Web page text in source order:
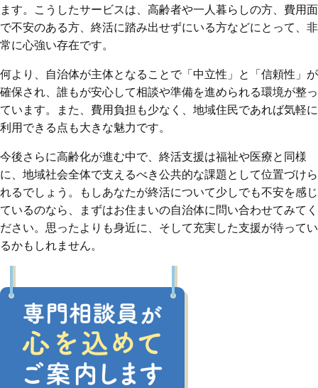
ます。こうしたサービスは、高齢者や一人暮らしの方、費用面
で不安のある方、終活に踏み出せずにいる方などにとって、非
常に心強い存在です。
何より、自治体が主体となることで「中立性」と「信頼性」が
確保され、誰もが安心して相談や準備を進められる環境が整っ
ています。また、費用負担も少なく、地域住民であれば気軽に
利用できる点も大きな魅力です。
今後さらに高齢化が進む中で、終活支援は福祉や医療と同様
に、地域社会全体で支えるべき公共的な課題として位置づけら
れるでしょう。もしあなたが終活について少しでも不安を感じ
ているのなら、まずはお住まいの自治体に問い合わせてみてく
ださい。思ったよりも身近に、そして充実した支援が待ってい
るかもしれません。